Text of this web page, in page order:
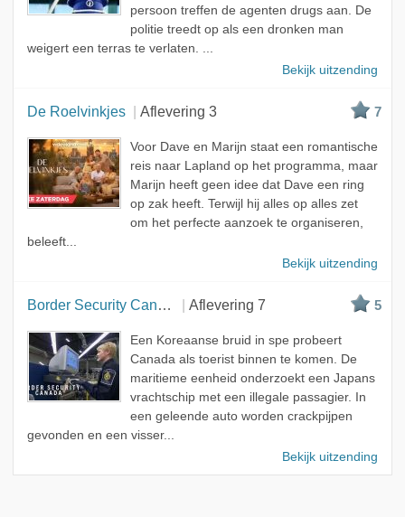
persoon treffen de agenten drugs aan. De
politie treedt op als een dronken man
weigert een terras te verlaten. ...
Bekijk uitzending
De Roelvinkjes Aflevering 3 7
Voor Dave en Marijn staat een romantische
reis naar Lapland op het programma, maar
Marijn heeft geen idee dat Dave een ring
op zak heeft. Terwijl hij alles op alles zet
om het perfecte aanzoek te organiseren,
beleeft...
Bekijk uitzending
Border Security Canada Aflevering 7 5
Een Koreaanse bruid in spe probeert
Canada als toerist binnen te komen. De
maritieme eenheid onderzoekt een Japans
vrachtschip met een illegale passagier. In
een geleende auto worden crackpijpen
gevonden en een visser...
Bekijk uitzending